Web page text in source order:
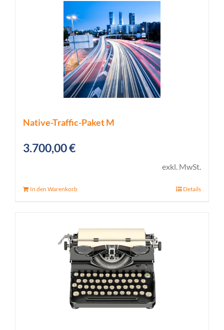
Native-Traffic-Paket M
3.700,00€
exkl. MwSt.
In den Warenkorb Details